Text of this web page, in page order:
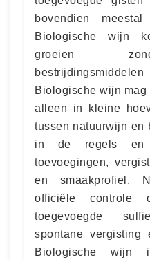
bovendien
Biologische wijn
groeien
Biologische wijn
alleen in kleine
tussen natuurwijn en
in de regels en
toevoegingen,
en smaakprofiel.
officiële controle
toegevoegde
spontane
Biologische wijn